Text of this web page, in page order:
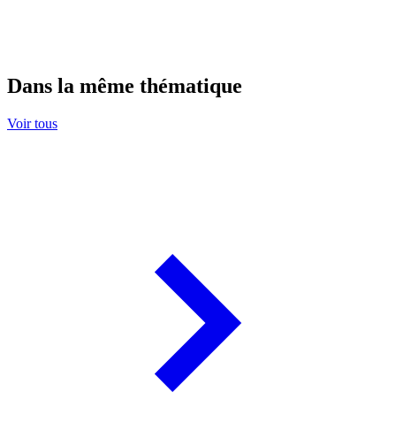
Dans la même thématique
Voir tous